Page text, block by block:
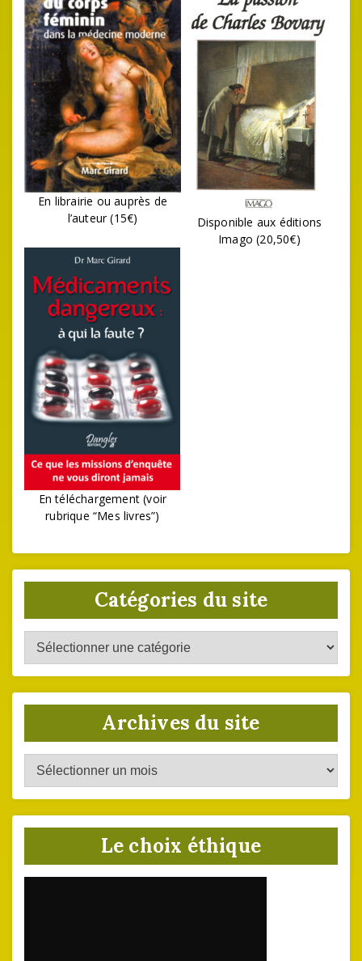
En librairie ou auprès de
l’auteur (15€)
Disponible aux éditions
Imago (20,50€)
En téléchargement (voir
rubrique “Mes livres”)
Catégories du site
Catégories
du
site
Archives du site
Archives
du
site
Le choix éthique